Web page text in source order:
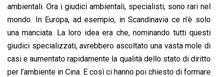
ambientali. Ora i giudici ambientali, specialisti, sono rari nel
mondo. In Europa, ad esempio, in Scandinavia ce n’è solo
una manciata. La loro idea era che, nominando tutti questi
giudici specializzati, avrebbero ascoltato una vasta mole di
casi e aumentato rapidamente la qualità dello stato di diritto
per l’ambiente in Cina. E così ci hanno poi chiesto di formare